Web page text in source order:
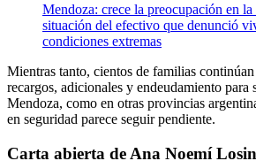
Mendoza: crece la preocupación en
situación del efectivo que denunció
condiciones extremas
Mientras tanto, cientos de familias
recargos, adicionales y endeudamiento para
Mendoza, como en otras provincias
en seguridad parece seguir pendiente.
Carta abierta de Ana Noemí